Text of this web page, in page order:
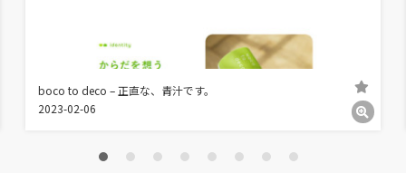
boco to deco – 正直な、青汁です。
2023-02-06